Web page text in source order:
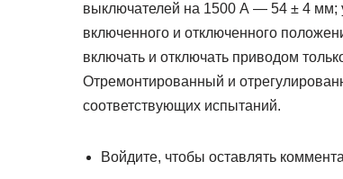
выключателей на 1500 А — 54 ± 4 мм;
включенного и отключенного
включать и отключать приводом
Отремонтированный и
соответствующих испытаний.
Войдите, чтобы оставлять